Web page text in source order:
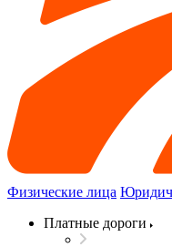
Физические лица
Платные дороги